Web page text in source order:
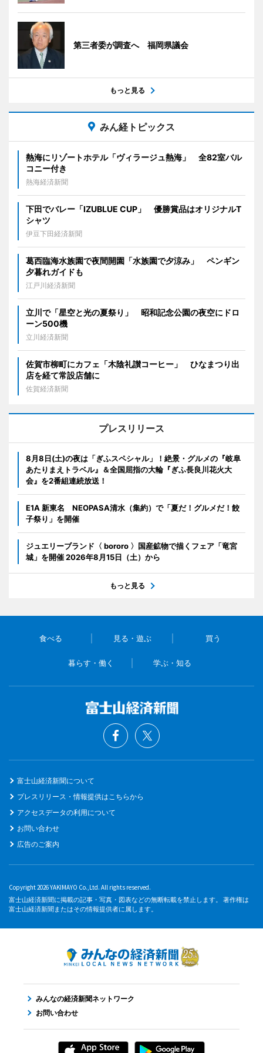
第三者委が調査へ 福岡県議会
もっと見る
みん経トピックス
熱海にリゾートホテル「ヴィラージュ熱海」 全82室バル
コニー付き
熱海経済新聞
下田でバレー「IZUBLUE CUP」 優勝賞品はオリジナルT
シャツ
伊豆下田経済新聞
葛西臨海水族園で夜間開園「水族園で夕涼み」 ペンギン
夕暮れガイドも
江戸川経済新聞
立川で「星空と光の夏祭り」 昭和記念公園の夜空にドロ
ーン500機
立川経済新聞
佐賀市柳町にカフェ「木陰礼讃コーヒー」 ひなまつり出
店を経て常設店舗に
佐賀経済新聞
プレスリリース
8月8日(土)の夜は「ぎふスペシャル」！絶景・グルメの『岐阜
あたりまえトラベル』＆全国屈指の大輪『ぎふ長良川花火大
会』を2番組連続放送！
E1A 新東名 NEOPASA清水（集約）で「夏だ！グルメだ！餃
子祭り」を開催
ジュエリーブランド〈 bororo 〉国産鉱物で描くフェア「竜宮
城」を開催 2026年8月15日（土）から
もっと見る
食べる 見る・遊ぶ 買う
暮らす・働く 学ぶ・知る
富士山経済新聞について
プレスリリース・情報提供はこちらから
アクセスデータの利用について
お問い合わせ
広告のご案内
Copyright 2026 YAKIMAYO Co.,Ltd. All rights reserved.
富士山経済新聞に掲載の記事・写真・図表などの無断転載を禁止します。 著作権は
富士山経済新聞またはその情報提供者に属します。
みんなの経済新聞ネットワーク
お問い合わせ